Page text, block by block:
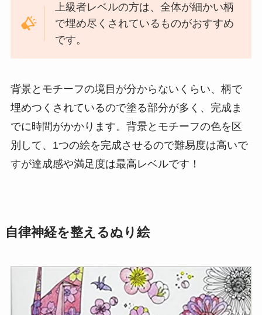
上級者レベルの方は、全体が細かい柄
で埋め尽くされているものがおすすめ
です。
背景とモチーフの境目が分からないくらい、柄で
埋めつくされているので塗る部分が多く、完成ま
でに時間がかかります。背景とモチーフの色を区
別して、1つの絵を完成させるので難易度は高いで
すが達成感や満足度は最高レベルです！
自律神経を整えるぬり絵